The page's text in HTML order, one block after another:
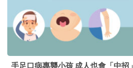
手足口病專襲小孩 成人也會「中招」